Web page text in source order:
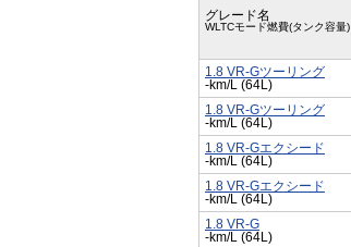
グレード名
WLTCモード燃費(タンク容量)
1.8 VR-Gツーリング
-km/L (64L)
1.8 VR-Gツーリング
-km/L (64L)
1.8 VR-Gエクシード
-km/L (64L)
1.8 VR-Gエクシード
-km/L (64L)
1.8 VR-G
-km/L (64L)